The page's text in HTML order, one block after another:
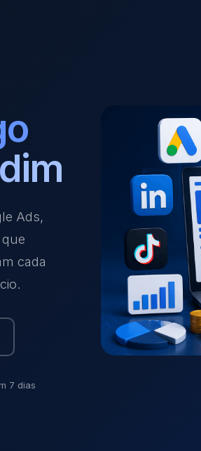
Ads,
cada
7 dias